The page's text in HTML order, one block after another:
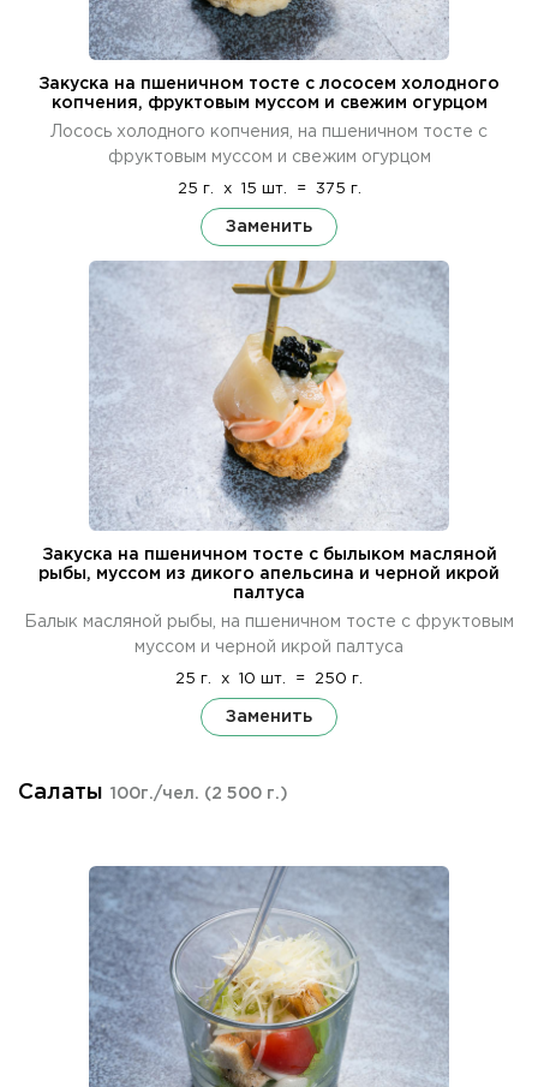
Закуска на пшеничном тосте с лососем холодного
копчения, фруктовым муссом и свежим огурцом
Лосось холодного копчения, на пшеничном тосте с
фруктовым муссом и свежим огурцом
25 г. x 15 шт. = 375 г.
Заменить
Закуска на пшеничном тосте с былыком масляной
рыбы, муссом из дикого апельсина и черной икрой
палтуса
Балык масляной рыбы, на пшеничном тосте с фруктовым
муссом и черной икрой палтуса
25 г. x 10 шт. = 250 г.
Заменить
Салаты 100г./чел. (2 500 г.)